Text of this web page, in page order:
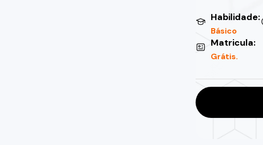
Habilidade:
Básico
Matricula:
Grátis.